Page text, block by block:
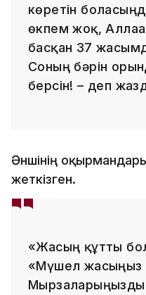
көретін
өкпем жоқ,
басқан 37
Соның бәрін
берсін! – деп
Әншінің оқырмандары
жеткізген.
«Жасың құтты
«Мүшел жасыңыз